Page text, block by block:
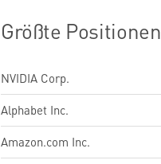
Größte Positionen
NVIDIA Corp.
Alphabet Inc.
Amazon.com Inc.